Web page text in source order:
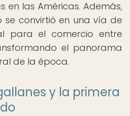
en las Américas. Además,
se convirtió en una vía de
para el comercio entre
el panorama
de la época.
y la primera